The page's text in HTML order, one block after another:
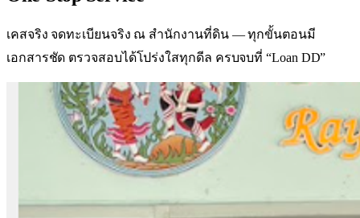
เคสจริง จดทะเบียนจริง ณ สำนักงานที่ดิน — ทุกขั้นตอนมี
เอกสารชัด ตรวจสอบได้โปร่งใสทุกดีล ครบจบที่ “Loan DD”